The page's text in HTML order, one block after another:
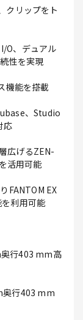
クリップをト
O、デュアル
性を実現
機能を搭載
、Studio
応
広げるZEN-
活用可能
FANTOM EX
利用可能
奥行403 mm高
奥行403 mm